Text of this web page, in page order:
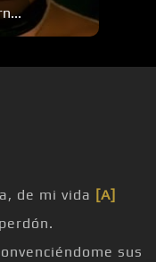
de mi vida [A]
sus